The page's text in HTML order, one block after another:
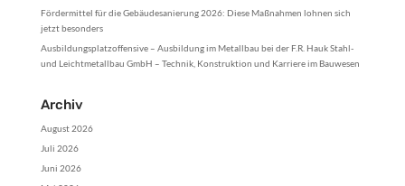
Fördermittel für die Gebäudesanierung 2026: Diese Maßnahmen lohnen sich
jetzt besonders
Ausbildungsplatzoffensive – Ausbildung im Metallbau bei der F.R. Hauk Stahl-
und Leichtmetallbau GmbH – Technik, Konstruktion und Karriere im Bauwesen
Archiv
August 2026
Juli 2026
Juni 2026